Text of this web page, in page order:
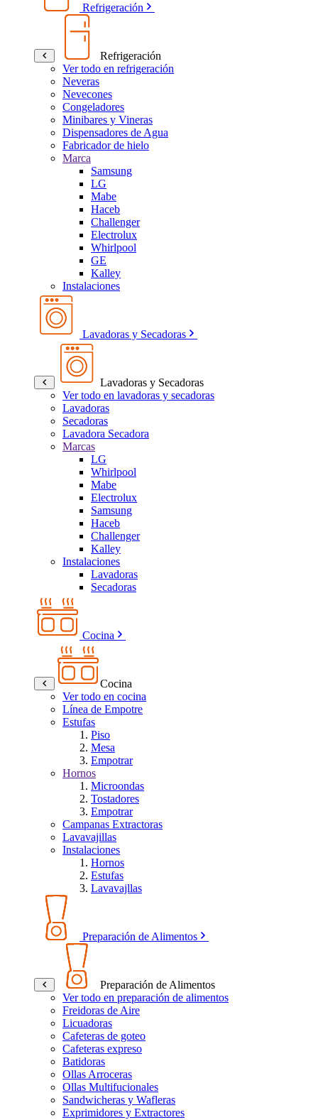
Refrigeración
Refrigeración
Ver todo en refrigeración
Neveras
Nevecones
Congeladores
Minibares y Vineras
Dispensadores de Agua
Fabricador de hielo
Marca
Samsung
LG
Mabe
Haceb
Challenger
Electrolux
Whirlpool
GE
Kalley
Instalaciones
Lavadoras y Secadoras
Lavadoras y Secadoras
Ver todo en lavadoras y secadoras
Lavadoras
Secadoras
Lavadora Secadora
Marcas
LG
Whirlpool
Mabe
Electrolux
Samsung
Haceb
Challenger
Kalley
Instalaciones
Lavadoras
Secadoras
Cocina
Cocina
Ver todo en cocina
Línea de Empotre
Estufas
Piso
Mesa
Empotrar
Hornos
Microondas
Tostadores
Empotrar
Campanas Extractoras
Lavavajillas
Instalaciones
Hornos
Estufas
Lavavajllas
Preparación de Alimentos
Preparación de Alimentos
Ver todo en preparación de alimentos
Freidoras de Aire
Licuadoras
Cafeteras de goteo
Cafeteras expreso
Batidoras
Ollas Arroceras
Ollas Multifucionales
Sandwicheras y Wafleras
Exprimidores y Extractores